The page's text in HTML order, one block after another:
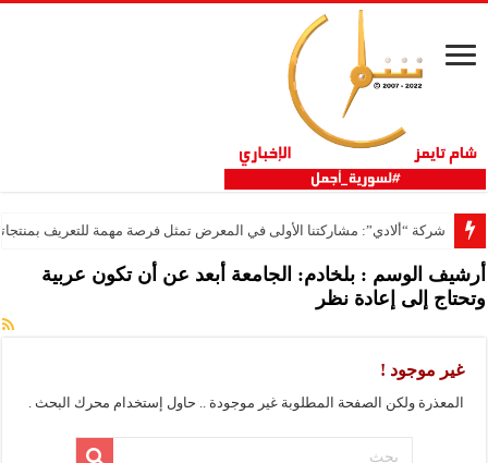
شركة “ألادي”: مشاركتنا الأولى في المعرض تمثل فرصة مهمة للتعريف
أرشيف الوسم :بلخادم: الجامعة أبعد عن أن تكون عربية
وتحتاج إلى إعادة نظر
غير موجود !
المعذرة ولكن الصفحة المطلوبة غير موجودة .. حاول إستخدام محرك البحث .